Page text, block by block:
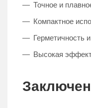
Точное и
Компактное
Герметичность
Высокая